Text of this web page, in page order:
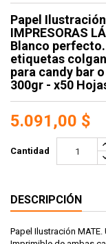
Papel Ilustración
IMPRESORAS
Blanco
etiquetas
para candy bar
300gr - x50
5.091,00 $
Cantidad
DESCRIPCIÓN
Papel Ilustración MATE.